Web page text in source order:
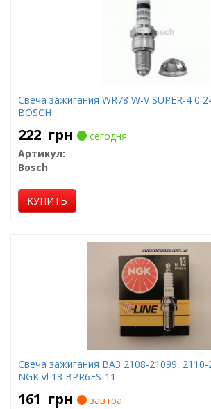
Свеча зажигания WR78 W-V SUPER-4 0
BOSCH
222 грн
сегодня
Артикул:
Bosch
КУПИТЬ
Свеча зажигания ВАЗ 2108-21099, 2110-
NGK vl 13 BPR6ES-11
161 грн
завтра